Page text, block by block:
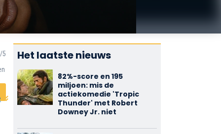
Het laatste nieuws
82%-score en 195
miljoen: mis de
actiekomedie 'Tropic
Thunder' met Robert
Downey Jr. niet